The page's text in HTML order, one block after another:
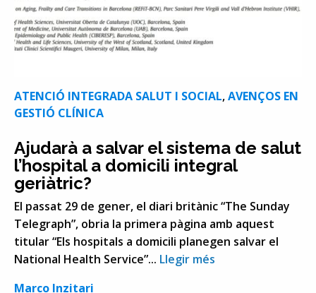
ATENCIÓ INTEGRADA SALUT I SOCIAL,AVENÇOS EN
GESTIÓ CLÍNICA
Ajudarà a salvar el sistema de salut
l’hospital a domicili integral
geriàtric?
El passat 29 de gener, el diari britànic “The Sunday
Telegraph”, obria la primera pàgina amb aquest
titular “Els hospitals a domicili planegen salvar el
National Health Service”... Llegir més
Marco Inzitari